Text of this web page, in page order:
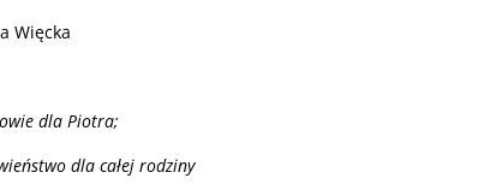
Więcka
dla Piotra;
dla całej rodziny